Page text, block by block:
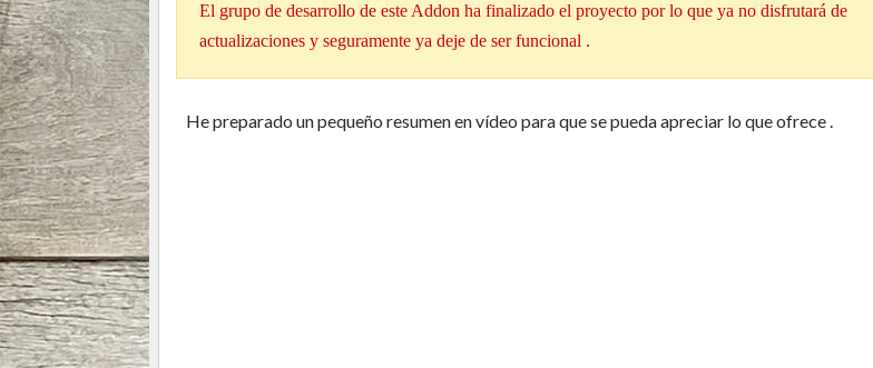
El grupo de desarrollo de este Addon ha finalizado el proyecto por lo que ya no disfrutará de
actualizaciones y seguramente ya deje de ser funcional .
He preparado un pequeño resumen en vídeo para que se pueda apreciar lo que ofrece .